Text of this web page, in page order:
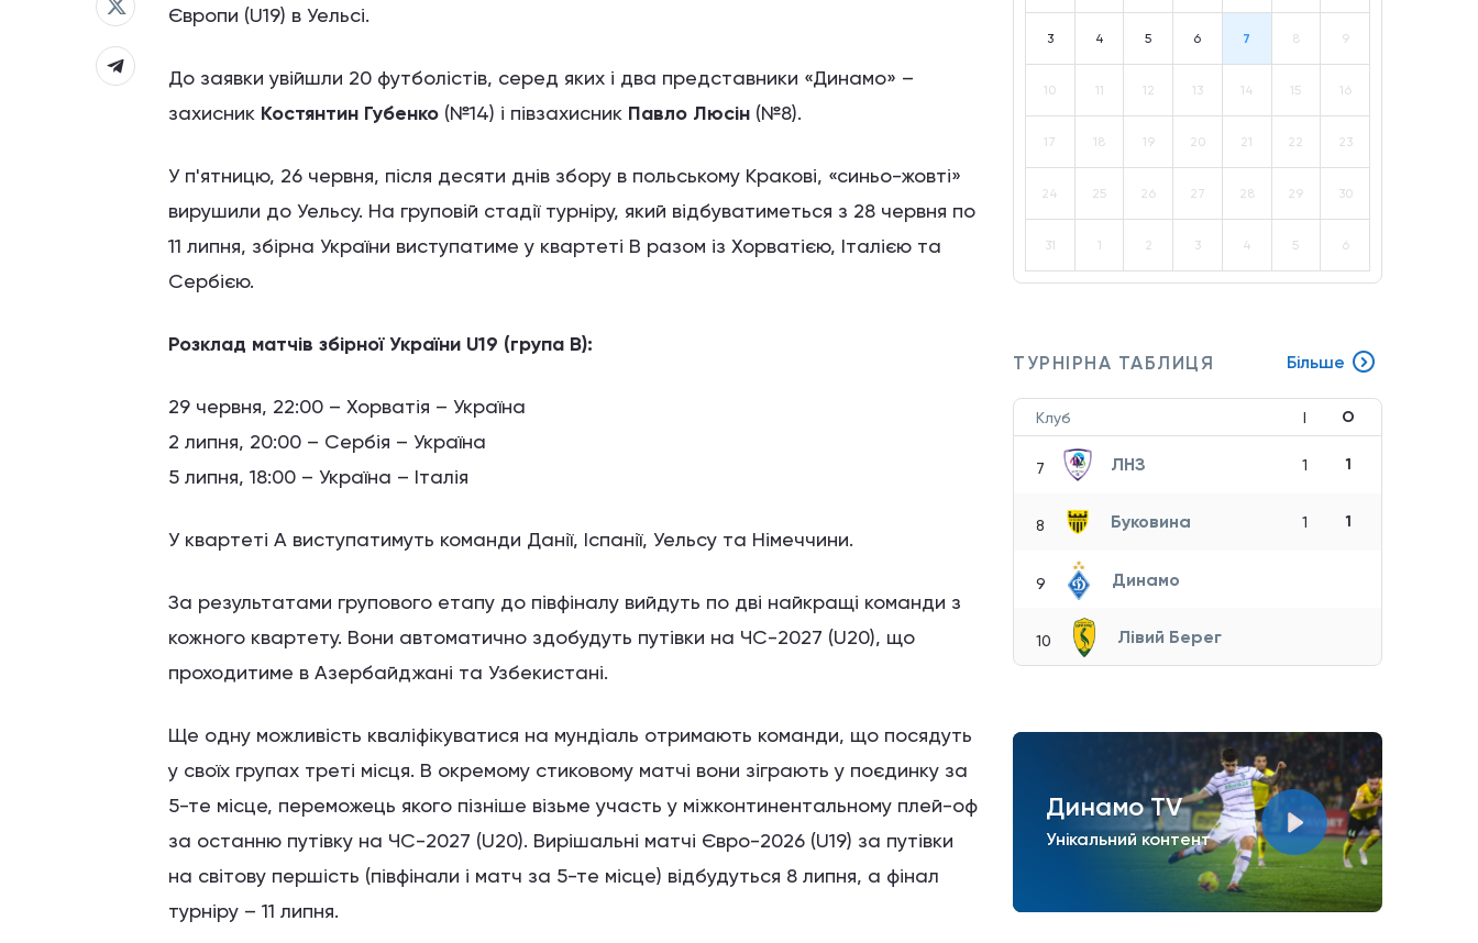
Європи (U19) в Уельсі.
До заявки увійшли 20 футболістів, серед яких і два представники «Динамо» –
захисник Костянтин Губенко (№14) і півзахисник Павло Люсін (№8).
У п'ятницю, 26 червня, після десяти днів збору в польському Кракові, «синьо-жовті»
вирушили до Уельсу. На груповій стадії турніру, який відбуватиметься з 28 червня по
11 липня, збірна України виступатиме у квартеті В разом із Хорватією, Італією та
Сербією.
Розклад матчів збірної України U19 (група В):
29 червня, 22:00 – Хорватія – Україна
2 липня, 20:00 – Сербія – Україна
5 липня, 18:00 – Україна – Італія
У квартеті А виступатимуть команди Данії, Іспанії, Уельсу та Німеччини.
За результатами групового етапу до півфіналу вийдуть по дві найкращі команди з
кожного квартету. Вони автоматично здобудуть путівки на ЧС-2027 (U20), що
проходитиме в Азербайджані та Узбекистані.
Ще одну можливість кваліфікуватися на мундіаль отримають команди, що посядуть
у своїх групах треті місця. В окремому стиковому матчі вони зіграють у поєдинку за
5-те місце, переможець якого пізніше візьме участь у міжконтинентальному плей-оф
за останню путівку на ЧС-2027 (U20). Вирішальні матчі Євро-2026 (U19) за путівки
на світову першість (півфінали і матч за 5-те місце) відбудуться 8 липня, а фінал
турніру – 11 липня.
3 4 5 6 7 8 9
10 11 12 13 14 15 16
17 18 19 20 21 22 23
24 25 26 27 28 29 30
31 1 2 3 4 5 6
ТУРНІРНА ТАБЛИЦЯ Більше
Клуб І О
7 ЛНЗ 1 1
8 Буковина 1 1
9 Динамо
10 Лівий Берег
Динамо TV
Унікальний контент